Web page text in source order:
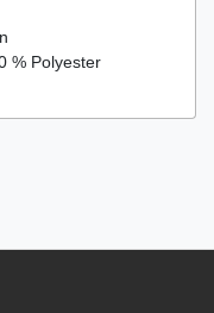
% Polyester